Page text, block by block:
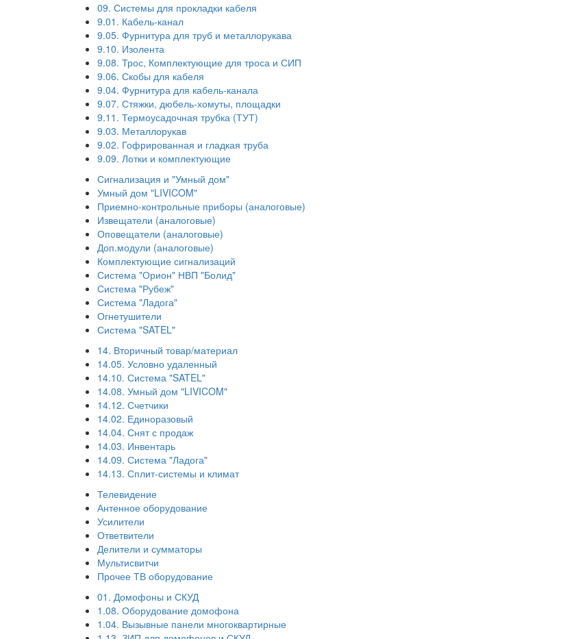
09. Системы для прокладки кабеля
9.01. Кабель-канал
9.05. Фурнитура для труб и металлорукава
9.10. Изолента
9.08. Трос, Комплектующие для троса и СИП
9.06. Скобы для кабеля
9.04. Фурнитура для кабель-канала
9.07. Стяжки, дюбель-хомуты, площадки
9.11. Термоусадочная трубка (ТУТ)
9.03. Металлорукав
9.02. Гофрированная и гладкая труба
9.09. Лотки и комплектующие
Сигнализация и "Умный дом"
Умный дом "LIVICOM"
Приемно-контрольные приборы (аналоговые)
Извещатели (аналоговые)
Оповещатели (аналоговые)
Доп.модули (аналоговые)
Комплектующие сигнализаций
Система "Орион" НВП "Болид"
Система "Рубеж"
Система "Ладога"
Огнетушители
Система "SATEL"
14. Вторичный товар/материал
14.05. Условно удаленный
14.10. Система "SATEL"
14.08. Умный дом "LIVICOM"
14.12. Счетчики
14.02. Единоразовый
14.04. Снят с продаж
14.03. Инвентарь
14.09. Система "Ладога"
14.13. Сплит-системы и климат
Телевидение
Антенное оборудование
Усилители
Ответвители
Делители и сумматоры
Мультисвитчи
Прочее ТВ оборудование
01. Домофоны и СКУД
1.08. Оборудование домофона
1.04. Вызывные панели многоквартирные